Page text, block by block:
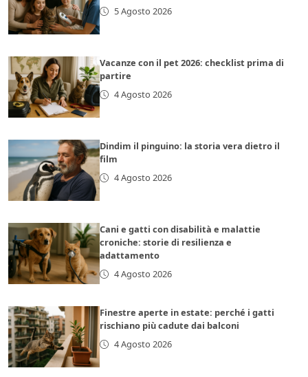
5 Agosto 2026
Vacanze con il pet 2026: checklist prima di
partire
4 Agosto 2026
Dindim il pinguino: la storia vera dietro il
film
4 Agosto 2026
Cani e gatti con disabilità e malattie
croniche: storie di resilienza e
adattamento
4 Agosto 2026
Finestre aperte in estate: perché i gatti
rischiano più cadute dai balconi
4 Agosto 2026